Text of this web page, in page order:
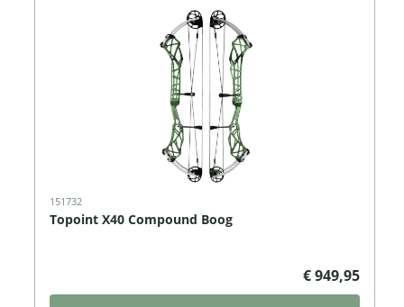
151732
Topoint X40 Compound Boog
€ 949,95